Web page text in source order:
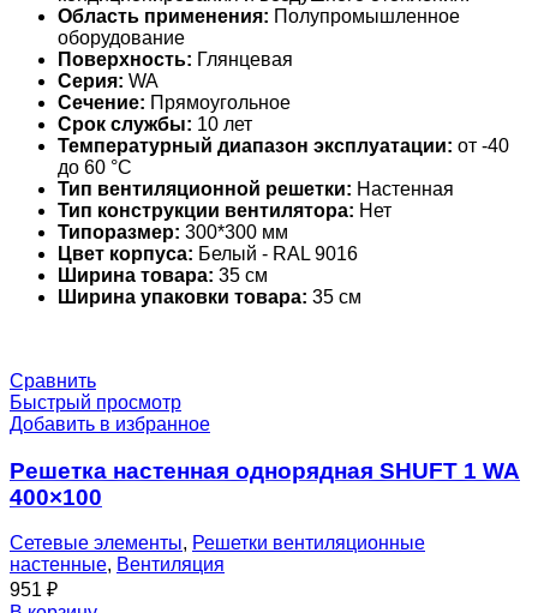
Область применения: Полупромышленное
оборудование
Поверхность: Глянцевая
Серия: WA
Сечение: Прямоугольное
Срок службы: 10 лет
Температурный диапазон эксплуатации: от -40
до 60 °С
Тип вентиляционной решетки: Настенная
Тип конструкции вентилятора: Нет
Типоразмер: 300*300 мм
Цвет корпуса: Белый - RAL 9016
Ширина товара: 35 см
Ширина упаковки товара: 35 см
Сравнить
Быстрый просмотр
Добавить в избранное
Решетка настенная однорядная SHUFT 1 WA
400×100
Сетевые элементы, Решетки вентиляционные
настенные, Вентиляция
951 ₽